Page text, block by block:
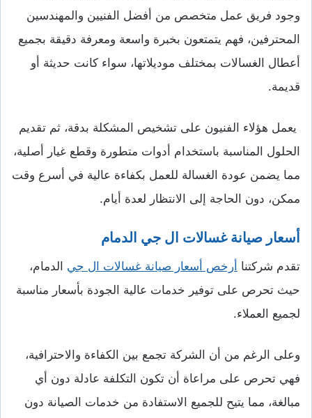
وجود فريق عمل متخصص من أفضل الفنيين والمهندسين
المحترفين، فهم يتمتعون بخبرة واسعة ومعرفة دقيقة بجميع
أعطال الغسالات بمختلف موديلاتها، سواء كانت حديثة أو
قديمة.
يعمل هؤلاء الفنيون على تشخيص المشكلة بدقة، ثم تقديم
الحلول المناسبة باستخدام أدوات متطورة وقطع غيار أصلية،
مما يضمن عودة الغسالة للعمل بكفاءة عالية في أسرع وقت
ممكن، دون الحاجة إلى الانتظار لعدة أيام.
أسعار صيانة غسالات ال جي الدمام
تقدم شركتنا أرخص أسعار صيانة غسالات ال جي الدمام،
حيث تحرص على توفير خدمات عالية الجودة بأسعار مناسبة
لجميع العملاء.
وعلى الرغم من أن الشركة تجمع بين الكفاءة والاحترافية،
فهي تحرص على مراعاة أن تكون التكلفة عادلة دون أي
مبالغة، مما يتيح للجميع الاستفادة من خدمات الصيانة دون